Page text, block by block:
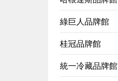
綠巨人品牌館
桂冠品牌館
統一冷藏品牌館